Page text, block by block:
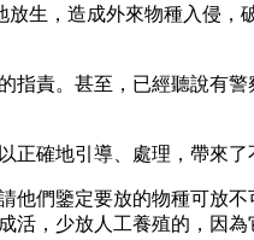
生，造成外來物種入侵
責。甚至，已經聽說有警
確地引導、處理，帶來了
們鑒定要放的物種可放不
，少放人工養殖的，因為